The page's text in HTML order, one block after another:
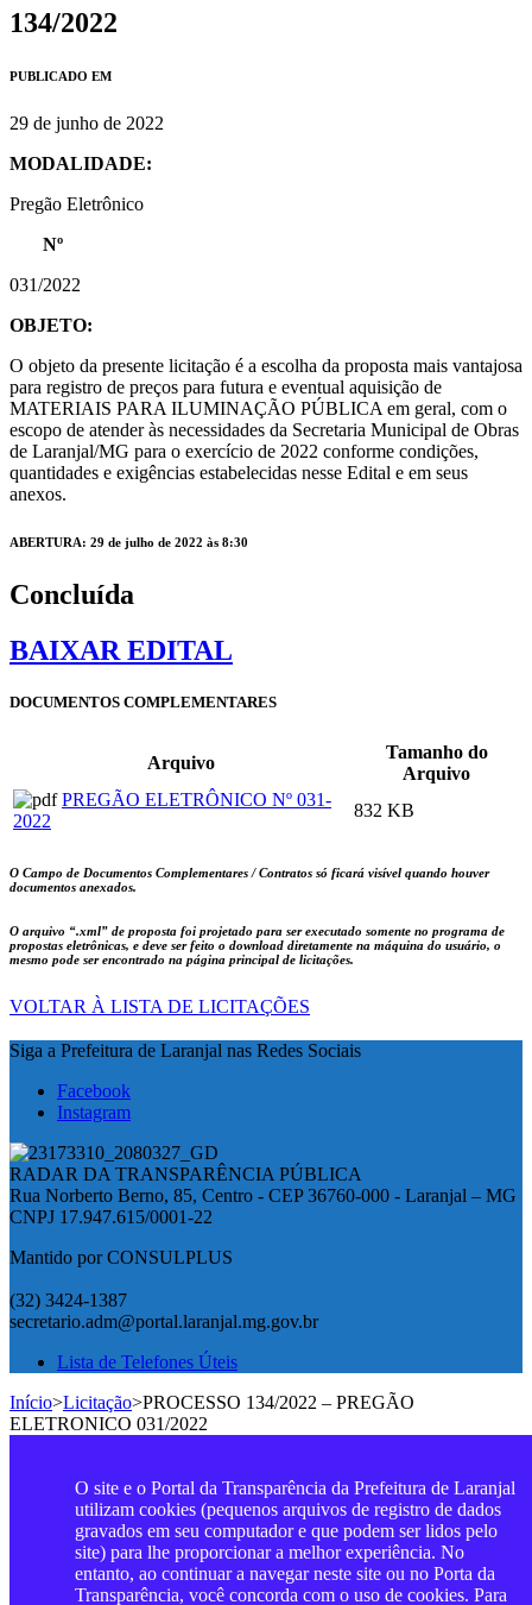
134/2022
PUBLICADO EM
29 de junho de 2022
MODALIDADE:
Pregão Eletrônico
Nº
031/2022
OBJETO:
O objeto da presente licitação é a escolha da proposta mais vantajosa
para registro de preços para futura e eventual aquisição de
MATERIAIS PARA ILUMINAÇÃO PÚBLICA em geral, com o
escopo de atender às necessidades da Secretaria Municipal de Obras
de Laranjal/MG para o exercício de 2022 conforme condições,
quantidades e exigências estabelecidas nesse Edital e em seus
anexos.
ABERTURA: 29 de julho de 2022 às 8:30
Concluída
BAIXAR EDITAL
DOCUMENTOS COMPLEMENTARES
Arquivo
Tamanho do
Arquivo
PREGÃO ELETRÔNICO Nº 031-
2022
832 KB
O Campo de Documentos Complementares / Contratos só ficará visível quando houver
documentos anexados.
O arquivo “.xml” de proposta foi projetado para ser executado somente no programa de
propostas eletrônicas, e deve ser feito o download diretamente na máquina do usuário, o
mesmo pode ser encontrado na página principal de licitações.
VOLTAR À LISTA DE LICITAÇÕES
Siga a Prefeitura de Laranjal nas Redes Sociais
Facebook
Instagram
RADAR DA TRANSPARÊNCIA PÚBLICA
Rua Norberto Berno, 85, Centro - CEP 36760-000 - Laranjal – MG
CNPJ 17.947.615/0001-22
Mantido por CONSULPLUS
(32) 3424-1387
secretario.adm@portal.laranjal.mg.gov.br
Lista de Telefones Úteis
Início>Licitação>PROCESSO 134/2022 – PREGÃO
ELETRONICO 031/2022
O site e o Portal da Transparência da Prefeitura de Laranjal
utilizam cookies (pequenos arquivos de registro de dados
gravados em seu computador e que podem ser lidos pelo
site) para lhe proporcionar a melhor experiência. No
entanto, ao continuar a navegar neste site ou no Porta da
Transparência, você concorda com o uso de cookies. Para